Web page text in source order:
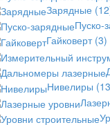
Зарядные
Пуско-
Гайковерт (3)
Нивелиры